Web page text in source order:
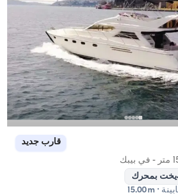
قارب جديد
يخت بمحرك